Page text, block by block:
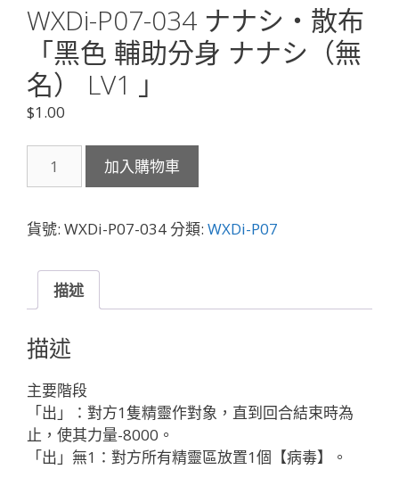
WXDi-P07-034 ナナシ・散布
「黑色 輔助分身 ナナシ（無
名） LV1 」
$1.00
P07-
ナ
シ・
布
「黑
色
輔
助
分
身
加入購物車
貨號: WXDi-P07-034分類: WXDi-P07
描述
描述
主要階段
「出」：對方1隻精靈作對象，直到回合結束時為
止，使其力量-8000。
「出」無1：對方所有精靈區放置1個【病毒】。